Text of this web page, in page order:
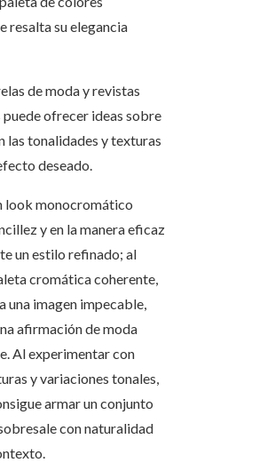
resalta su elegancia
de moda y revistas
ofrecer ideas sobre
las tonalidades y texturas
deseado.
look monocromático
y en la manera eficaz
un estilo refinado; al
cromática coherente,
una imagen impecable,
afirmación de moda
Al experimentar con
y variaciones tonales,
armar un conjunto
con naturalidad